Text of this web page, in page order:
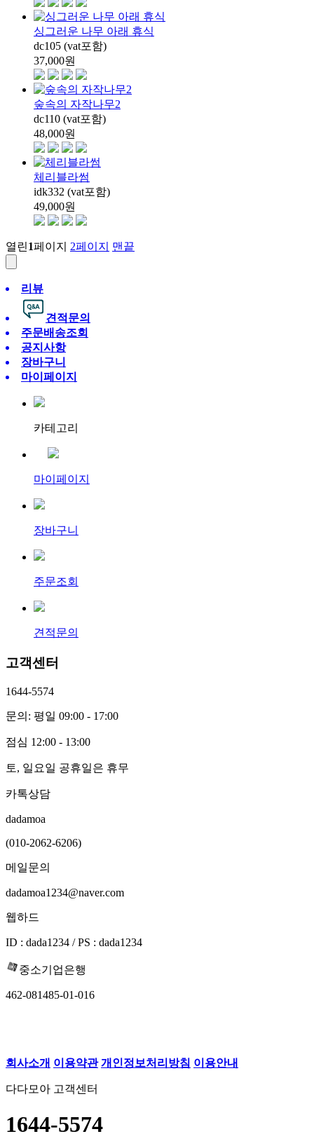
싱그러운 나무 아래 휴식
dc105 (vat포함)
37,000원
숲속의 자작나무2
dc110 (vat포함)
48,000원
체리블라썸
idk332 (vat포함)
49,000원
열린1페이지 2페이지 맨끝
리뷰
견적문의
주문배송조회
공지사항
장바구니
마이페이지
카테고리
마이페이지
장바구니
주문조회
견적문의
고객센터
1644-5574
문의: 평일 09:00 - 17:00
점심 12:00 - 13:00
토, 일요일 공휴일은 휴무
카톡상담
dadamoa
(010-2062-6206)
메일문의
dadamoa1234@naver.com
웹하드
ID : dada1234 / PS : dada1234
중소기업은행
462-081485-01-016
회사소개 이용약관 개인정보처리방침 이용안내
다다모아 고객센터
1644-5574